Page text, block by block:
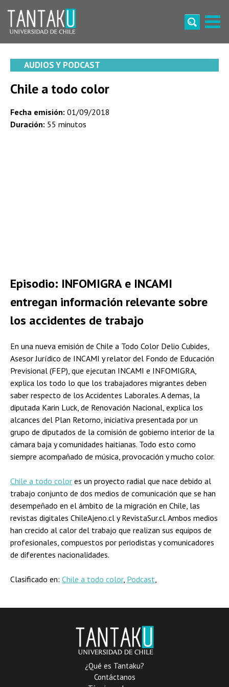
content
AUDIOS Y PODCAST
Chile a todo color
Fecha emisión: 01/09/2018
Duración: 55 minutos
Episodio: INFOMIGRA e INCAMI
entregan información relevante sobre
los accidentes de trabajo
En una nueva emisión de Chile a Todo Color Delio Cubides,
Asesor Jurídico de INCAMI y relator del Fondo de Educación
Previsional (FEP), que ejecutan INCAMI e INFOMIGRA,
explica los todo lo que los trabajadores migrantes deben
saber respecto de los Accidentes Laborales. A demas, la
diputada Karin Luck, de Renovación Nacional, explica los
alcances del Plan Retorno, iniciativa presentada por un
grupo de diputados de la comisión de gobierno interior de la
cámara baja y comunidades haitianas. Todo esto como
siempre acompañado de música, provocación y mucho color.
Chile a todo color es un proyecto radial que nace debido al
trabajo conjunto de dos medios de comunicación que se han
desempeñado en el ámbito de la migración en Chile, las
revistas digitales ChileAjeno.cl y RevistaSur.cl. Ambos medios
han crecido al calor del trabajo que realizan sus equipos de
profesionales, compuestos por periodistas y comunicadores
de diferentes nacionalidades.
Clasificado en: Chile a todo color, Podcast,
¿Qué es Tantaku?
Contáctanos